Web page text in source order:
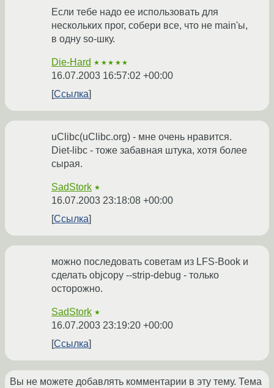
Если тебе надо ее использовать для
нескольких прог, собери все, что не main'ы,
в одну so-шку.
Die-Hard ★★★★★
16.07.2003 16:57:02 +00:00
Ссылка
uClibc(uClibc.org) - мне очень нравится.
Diet-libc - тоже забавная штука, хотя более
сырая.
SadStork ★
16.07.2003 23:18:08 +00:00
Ссылка
можно последовать советам из LFS-Book и
сделать objcopy --strip-debug - только
осторожно.
SadStork ★
16.07.2003 23:19:20 +00:00
Ссылка
Вы не можете добавлять комментарии в эту тему. Тема